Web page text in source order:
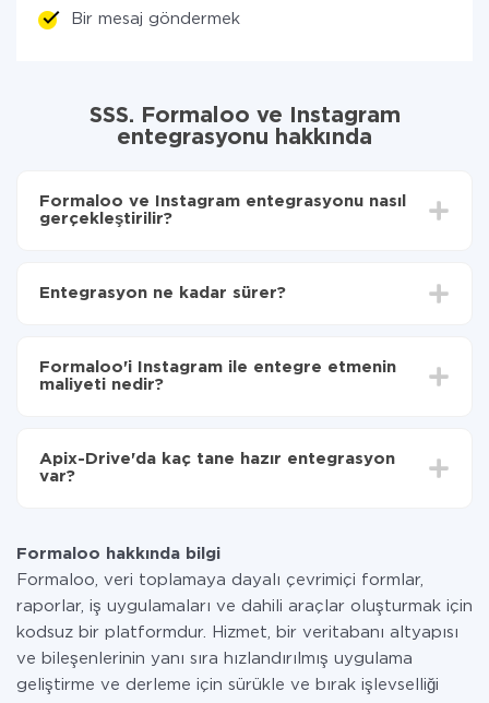
Bir mesaj göndermek
SSS. Formaloo ve Instagram
entegrasyonu hakkında
Formaloo ve Instagram entegrasyonu nasıl
gerçekleştirilir?
aktarılacağını seçin
Instagram'ye aktarılacaktır.
Entegrasyon ne kadar sürer?
olarak, 10-15 dakika sürer.
Formaloo'i Instagram ile entegre etmenin
maliyeti nedir?
Hizmetimiz aracılığıyla yalnızca bir sisteminizden
diğerine aktarılan veri miktarı için ödeme yaparsınız.
Apix-Drive'da kaç tane hazır entegrasyon
var?
Formaloo hakkında bilgi
Formaloo, veri toplamaya dayalı çevrimiçi formlar,
raporlar, iş uygulamaları ve dahili araçlar oluşturmak için
kodsuz bir platformdur. Hizmet, bir veritabanı altyapısı
ve bileşenlerinin yanı sıra hızlandırılmış uygulama
geliştirme ve derleme için sürükle ve bırak işlevselliği